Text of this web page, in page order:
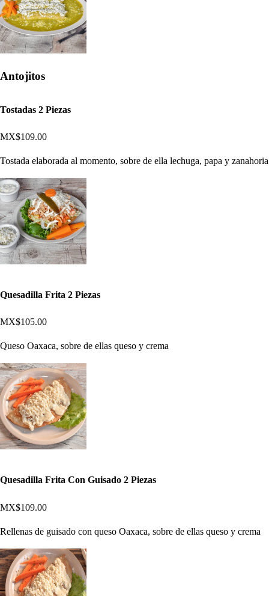
Antojitos
Tostadas 2 Piezas
MX$109.00
Tostada elaborada al momento, sobre de ella lechuga, papa y zanahoria
Quesadilla Frita 2 Piezas
MX$105.00
Queso Oaxaca, sobre de ellas queso y crema
Quesadilla Frita Con Guisado 2 Piezas
MX$109.00
Rellenas de guisado con queso Oaxaca, sobre de ellas queso y crema